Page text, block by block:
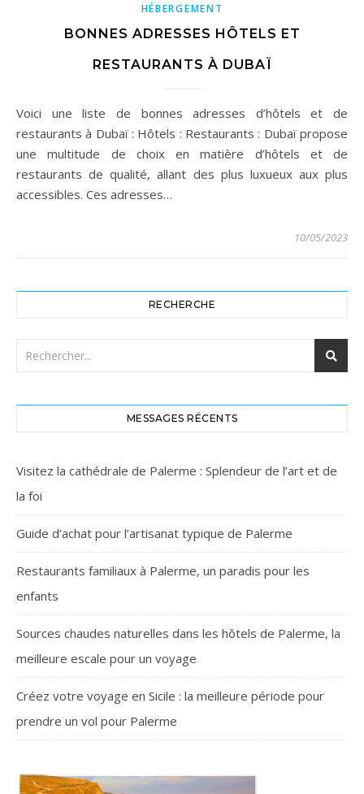
HÉBERGEMENT
BONNES ADRESSES HÔTELS ET
RESTAURANTS À DUBAÏ
Voici une liste de bonnes adresses d’hôtels et de
restaurants à Dubaï : Hôtels : Restaurants : Dubaï propose
une multitude de choix en matière d’hôtels et de
restaurants de qualité, allant des plus luxueux aux plus
accessibles. Ces adresses…
10/05/2023
RECHERCHE
MESSAGES RÉCENTS
Visitez la cathédrale de Palerme : Splendeur de l’art et de
la foi
Guide d’achat pour l’artisanat typique de Palerme
Restaurants familiaux à Palerme, un paradis pour les
enfants
Sources chaudes naturelles dans les hôtels de Palerme, la
meilleure escale pour un voyage
Créez votre voyage en Sicile : la meilleure période pour
prendre un vol pour Palerme